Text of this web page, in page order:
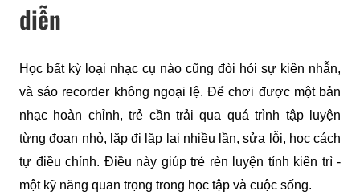
diễn
Học bất kỳ loại nhạc cụ nào cũng đòi hỏi sự kiên nhẫn,
và sáo recorder không ngoại lệ. Để chơi được một bản
nhạc hoàn chỉnh, trẻ cần trải qua quá trình tập luyện
từng đoạn nhỏ, lặp đi lặp lại nhiều lần, sửa lỗi, học cách
tự điều chỉnh. Điều này giúp trẻ rèn luyện tính kiên trì -
một kỹ năng quan trọng trong học tập và cuộc sống.